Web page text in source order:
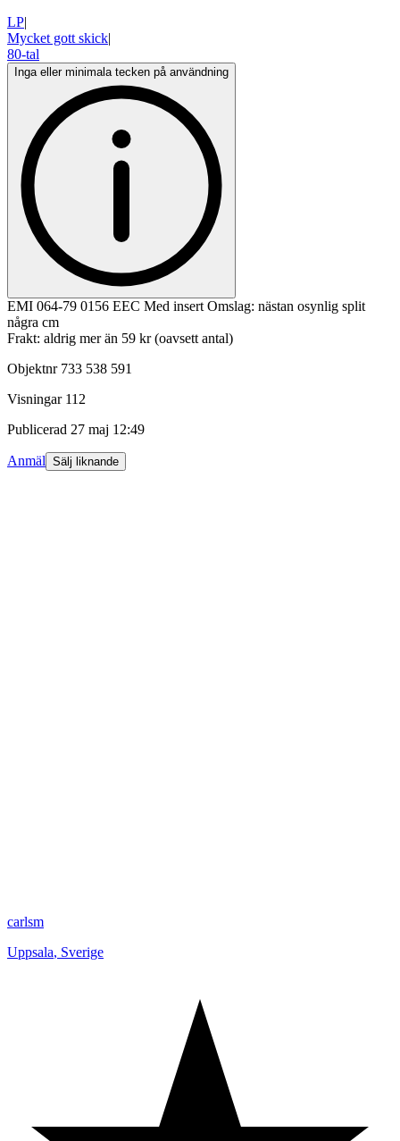
LP|
Mycket gott skick|
80-tal
Inga eller minimala tecken på användning
EMI 064-79 0156 EEC Med insert Omslag: nästan osynlig split
några cm
Frakt: aldrig mer än 59 kr (oavsett antal)
Objektnr 733 538 591
Visningar 112
Publicerad 27 maj 12:49
Anmäl Sälj liknande
carlsm
Uppsala, Sverige